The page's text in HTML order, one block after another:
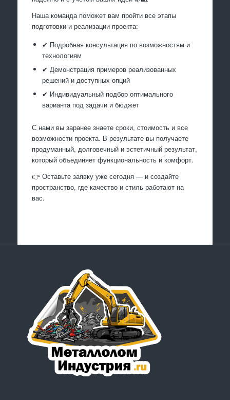
Наша команда поможет вам пройти все этапы
подготовки и реализации проекта:
✔ Подробная консультация по возможностям и
технологиям
✔ Демонстрация примеров реализованных
решений и доступных опций
✔ Индивидуальный подбор оптимального
варианта под задачи и бюджет
С нами вы заранее знаете сроки, стоимость и все
возможности проекта. В результате вы получаете
продуманный, долговечный и эстетичный результат,
который объединяет функциональность и комфорт.
👉 Оставьте заявку уже сегодня — и создайте
пространство, где качество и стиль работают на
вас.